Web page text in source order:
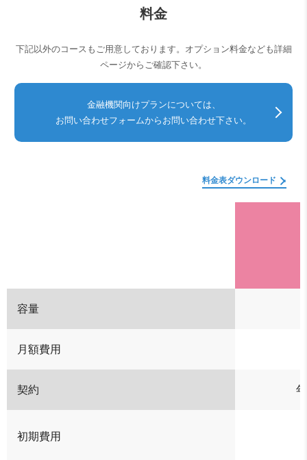
料金
下記以外のコースもご用意しております。オプション料金なども詳細
ページからご確認下さい。
金融機関向けプランについては、
お問い合わせフォームからお問い合わせ下さい。
料金表ダウンロード
容量
月額費用
契約
初期費用